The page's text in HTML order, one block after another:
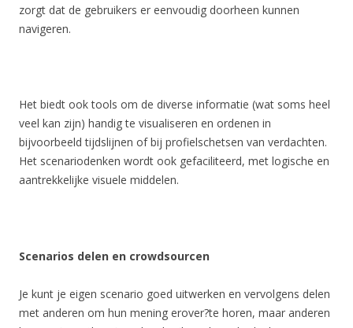
zorgt dat de gebruikers er eenvoudig doorheen kunnen
navigeren.
Het biedt ook tools om de diverse informatie (wat soms heel
veel kan zijn) handig te visualiseren en ordenen in
bijvoorbeeld tijdslijnen of bij profielschetsen van verdachten.
Het scenariodenken wordt ook gefaciliteerd, met logische en
aantrekkelijke visuele middelen.
Scenarios delen en crowdsourcen
Je kunt je eigen scenario goed uitwerken en vervolgens delen
met anderen om hun mening erover?te horen, maar anderen